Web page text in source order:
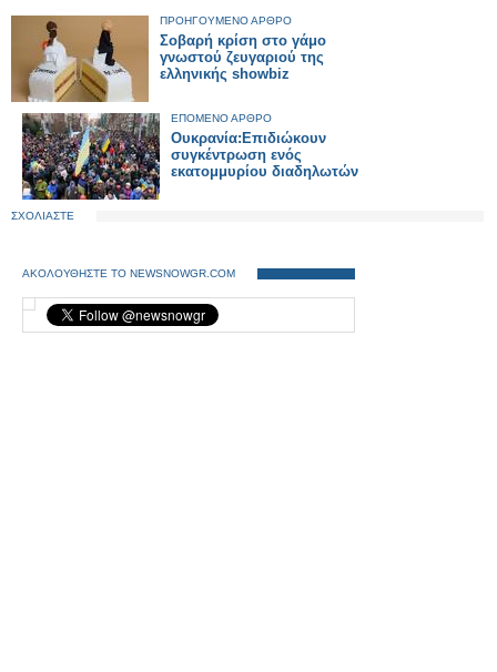
ΠΡΟΗΓΟΥΜΕΝΟ ΑΡΘΡΟ
Σοβαρή κρίση στο γάμο
γνωστού ζευγαριού της
ελληνικής showbiz
ΕΠΟΜΕΝΟ ΑΡΘΡΟ
Ουκρανία:Επιδιώκουν
συγκέντρωση ενός
εκατομμυρίου διαδηλωτών
ΣΧΟΛΙΑΣΤΕ
ΑΚΟΛΟΥΘΗΣΤΕ ΤΟ NEWSNOWGR.COM